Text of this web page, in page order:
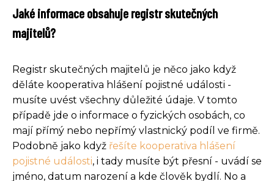
Jaké informace obsahuje registr skutečných
majitelů?
Registr skutečných majitelů je něco jako když
děláte kooperativa hlášení pojistné události -
musíte uvést všechny důležité údaje. V tomto
případě jde o informace o fyzických osobách, co
mají přímý nebo nepřímý vlastnický podíl ve firmě.
Podobně jako když řešíte kooperativa hlášení
pojistné události, i tady musíte být přesní - uvádí se
jméno, datum narození a kde člověk bydlí. No a